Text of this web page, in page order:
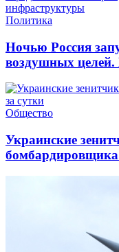
Политика
Ночью Россия
воздушных целей.
Общество
Украинские